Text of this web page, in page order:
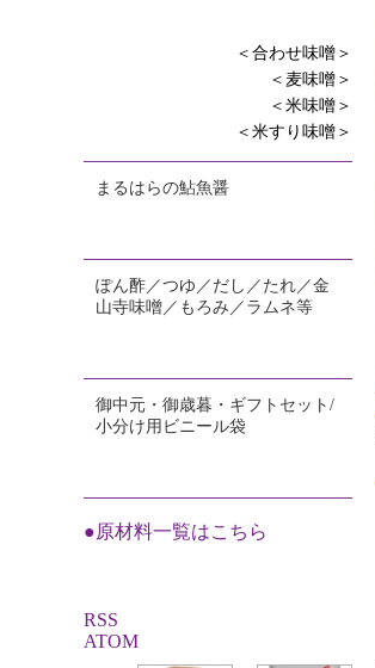
＜合わせ味噌＞
＜麦味噌＞
＜米味噌＞
＜米すり味噌＞
まるはらの鮎魚醤
ぽん酢／つゆ／だし／たれ／金
山寺味噌／もろみ／ラムネ等
御中元・御歳暮・ギフトセット/
小分け用ビニール袋
●原材料一覧はこちら
RSS
ATOM